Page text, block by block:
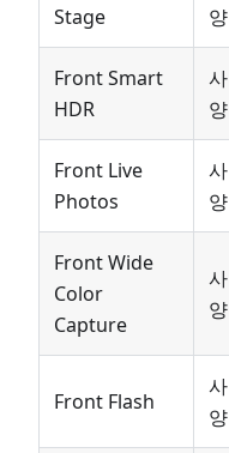
Stage
양
Front Smart
HDR
사
양
Front Live
Photos
사
양
Front Wide
Color
Capture
사
양
Front Flash
사
양